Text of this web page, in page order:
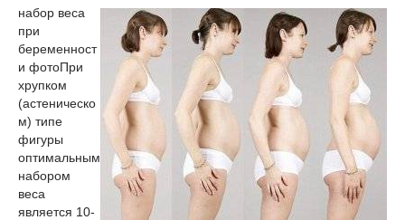
набор веса
при
беременност
и фотоПри
хрупком
(астеническо
м) типе
фигуры
оптимальным
набором
веса
является 10-